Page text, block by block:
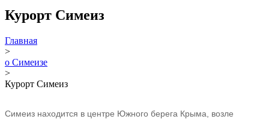
Курорт Симеиз
Главная
>
о Симеизе
>
Курорт Симеиз
Симеиз находится в центре Южного берега Крыма, возле